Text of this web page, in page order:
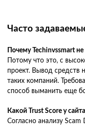
Часто
Почему Techinvssmart
Потому что это, с
проект. Вывод средств
таких компаний.
способ выманить еще
Какой Trust Score у
Согласно анализу Scam